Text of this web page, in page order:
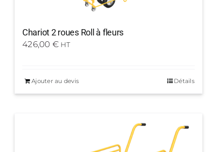
Chariot 2 roues Roll à fleurs
426,00 € HT
Ajouter au devis Détails